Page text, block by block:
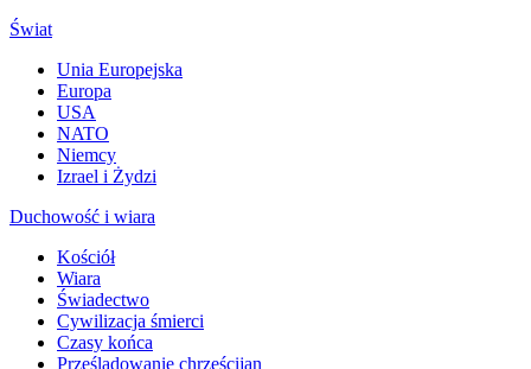
Świat
Unia Europejska
Europa
USA
NATO
Niemcy
Izrael i Żydzi
Duchowość i wiara
Kościół
Wiara
Świadectwo
Cywilizacja śmierci
Czasy końca
Prześladowanie chrześcijan